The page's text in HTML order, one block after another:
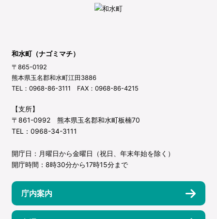
和水町（ナゴミマチ）
〒865-0192
熊本県玉名郡和水町江田3886
TEL：0968-86-3111 FAX：0968-86-4215
【支所】
〒861-0992 熊本県玉名郡和水町板楠70
TEL：0968-34-3111
開庁日：月曜日から金曜日（祝日、年末年始を除く）
開庁時間：8時30分から17時15分まで
庁内案内